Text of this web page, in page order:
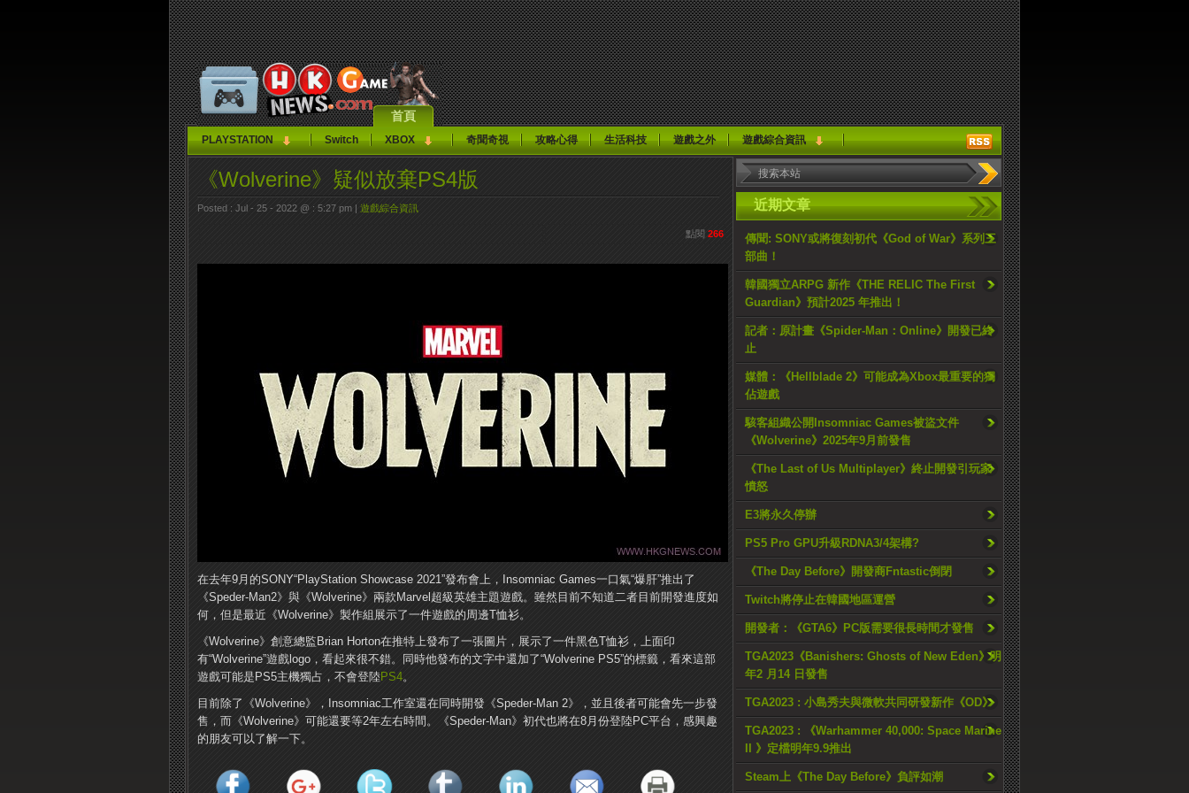
首頁
PLAYSTATION Switch XBOX 奇聞奇視 攻略心得 生活科技 遊戲之外 遊戲綜合資訊
近期文章
傳聞: SONY或將復刻初代《God of War》系列三
部曲！
韓國獨立ARPG 新作《THE RELIC The First
Guardian》預計2025 年推出！
記者：原計畫《Spider-Man：Online》開發已終
止
媒體：《Hellblade 2》可能成為Xbox最重要的獨
佔遊戲
駭客組織公開Insomniac Games被盜文件
《Wolverine》2025年9月前發售
《The Last of Us Multiplayer》終止開發引玩家
憤怒
E3將永久停辦
PS5 Pro GPU升級RDNA3/4架構?
《The Day Before》開發商Fntastic倒閉
Twitch將停止在韓國地區運營
開發者：《GTA6》PC版需要很長時間才發售
TGA2023《Banishers: Ghosts of New Eden》明
年2 月14 日發售
TGA2023 : 小島秀夫與微軟共同研發新作《OD》
TGA2023 : 《Warhammer 40,000: Space Marine
II 》定檔明年9.9推出
Steam上《The Day Before》負評如潮
《Wolverine》疑似放棄PS4版
Posted : Jul - 25 - 2022 @ : 5:27 pm | 遊戲綜合資訊
點閱 266
在去年9月的SONY“PlayStation Showcase 2021”發布會上，Insomniac Games一口氣“爆肝”推出了
《Speder-Man2》與《Wolverine》兩款Marvel超級英雄主題遊戲。雖然目前不知道二者目前開發進度如
何，但是最近《Wolverine》製作組展示了一件遊戲的周邊T恤衫。
《Wolverine》創意總監Brian Horton在推特上發布了一張圖片，展示了一件黑色T恤衫，上面印
有“Wolverine”遊戲logo，看起來很不錯。同時他發布的文字中還加了“Wolverine PS5”的標籤，看來這部
遊戲可能是PS5主機獨占，不會登陸PS4。
目前除了《Wolverine》，Insomniac工作室還在同時開發《Speder-Man 2》，並且後者可能會先一步發
售，而《Wolverine》可能還要等2年左右時間。《Speder-Man》初代也將在8月份登陸PC平台，感興趣
的朋友可以了解一下。